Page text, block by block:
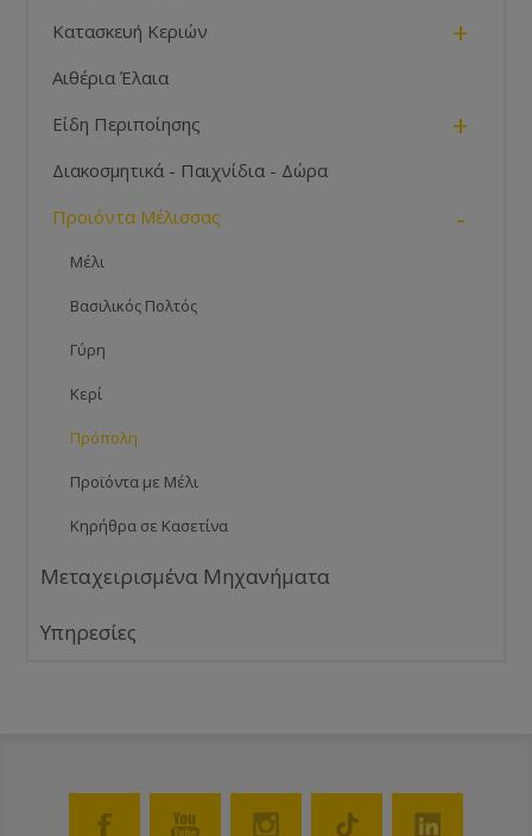
Κατασκευή Κεριών
+
Αιθέρια Έλαια
Είδη Περιποίησης
+
Διακοσμητικά - Παιχνίδια - Δώρα
Προιόντα Μέλισσας
-
Μέλι
Βασιλικός Πολτός
Γύρη
Κερί
Πρόπολη
Προϊόντα με Μέλι
Κηρήθρα σε Κασετίνα
Μεταχειρισμένα Μηχανήματα
Υπηρεσίες